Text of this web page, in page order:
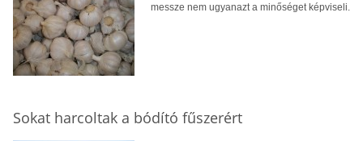
messze nem ugyanazt a minőséget képviseli.
Sokat harcoltak a bódító fűszerért